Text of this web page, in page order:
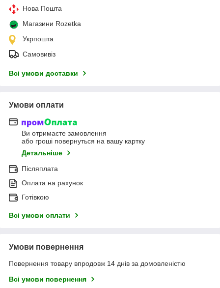
Нова Пошта
Магазини Rozetka
Укрпошта
Самовивіз
Всі умови доставки
Умови оплати
Ви отримаєте замовлення
або гроші повернуться на вашу картку
Детальніше
Післяплата
Оплата на рахунок
Готівкою
Всі умови оплати
Умови повернення
Повернення товару впродовж 14 днів за домовленістю
Всі умови повернення